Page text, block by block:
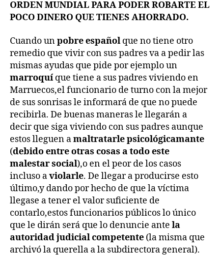
ORDEN MUNDIAL PARA PODER ROBARTE EL
POCO DINERO QUE TIENES AHORRADO.
Cuando unpobre español que no tiene otro
remedio que vivir con sus padres va a pedir las
mismas ayudas que pide por ejemplo un
marroquíque tiene a sus padres viviendo en
Marruecos,el funcionario de turno con la mejor
de sus sonrisas le informará de que no puede
recibirla. De buenas maneras le llegarán a
decir que siga viviendo con sus padres aunque
estos lleguen amaltratarle psicológicamante
(debido entre otras cosas a todo este
malestar social),o en el peor de los casos
incluso aviolarle. De llegar a producirse esto
último,y dando por hecho de que la víctima
llegase a tener el valor suficiente de
contarlo,estos funcionarios públicos lo único
que le dirán será que lo denuncie ante la
autoridad judicial competente (la misma que
archivó la querella a la subdirectora general).